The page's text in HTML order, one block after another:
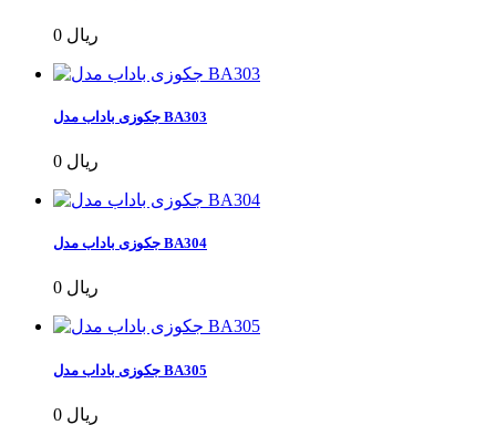
0 ریال
جکوزی باداب مدل BA303
0 ریال
جکوزی باداب مدل BA304
0 ریال
جکوزی باداب مدل BA305
0 ریال